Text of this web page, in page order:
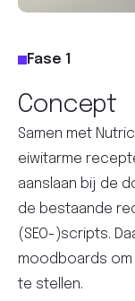
Fase 1
Concept
Samen met
eiwitarme
aanslaan bij de
de bestaande
(SEO-)scripts.
moodboards
te stellen.